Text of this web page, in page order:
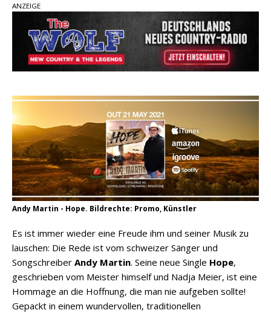
Randy Travis veröffentlicht mit „I Don’t Care“
einen weiteren Schatz aus dem Archiv
Ben Gallaher kehrt zu seinen Wurzeln zurück –
„Taylor Gold“ zeigt die Kraft der Akustik
ANZEIGE
Andy Martin - Hope. Bildrechte: Promo, Künstler
Es ist immer wieder eine Freude ihm und seiner Musik zu
lauschen: Die Rede ist vom schweizer Sänger und
Songschreiber Andy Martin. Seine neue Single Hope,
geschrieben vom Meister himself und Nadja Meier, ist eine
Hommage an die Hoffnung, die man nie aufgeben sollte!
Gepackt in einem wundervollen, traditionellen